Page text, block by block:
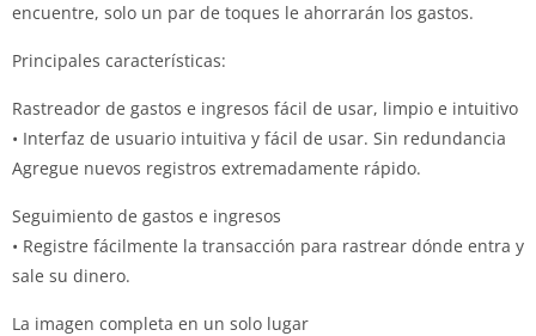
encuentre, solo un par de toques le ahorrarán los gastos.
Principales características:
Rastreador de gastos e ingresos fácil de usar, limpio e intuitivo
• Interfaz de usuario intuitiva y fácil de usar. Sin redundancia
Agregue nuevos registros extremadamente rápido.
Seguimiento de gastos e ingresos
• Registre fácilmente la transacción para rastrear dónde entra y
sale su dinero.
La imagen completa en un solo lugar